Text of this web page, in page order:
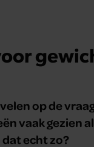
op de
vaak gezien
echt zo?